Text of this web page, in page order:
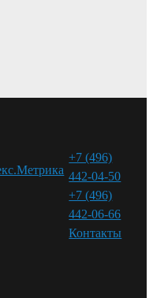
+7 (496)
442-04-50
+7 (496)
442-06-66
Контакты⁠